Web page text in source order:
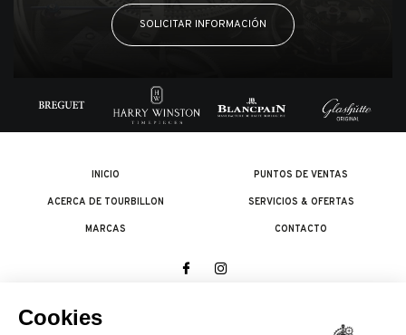
SOLICITAR INFORMACIÓN
INICIO
ACERCA DE TOURBILLON
MARCAS
PUNTOS DE VENTAS
SERVICIOS & OFERTAS
CONTACTO